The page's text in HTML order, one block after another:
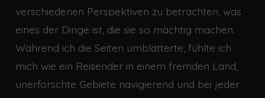
verschiedenen Perspektiven zu betrachten, was
eines der Dinge ist, die sie so mächtig machen.
Während ich die Seiten umblätterte, fühlte ich
mich wie ein Reisender in einem fremden Land,
unerforschte Gebiete navigierend und bei jeder